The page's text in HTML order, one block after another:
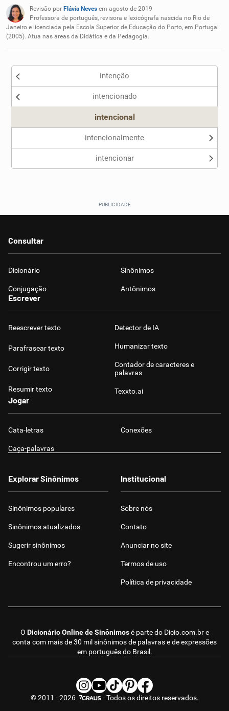
Sinônimos
Nenhum dos sinônimos apresentados me ajudou
Outro
Revisão por Flávia Neves em agosto de 2019
Professora de português, revisora e lexicógrafa nascida no Rio de
Janeiro e licenciada pela Escola Superior de Educação do Porto, em Portugal
(2005). Atua nas áreas da Didática e da Pedagogia.
intenção
intencionado
intencional
intencionalmente
intencionar
Consultar
Dicionário Sinônimos
Conjugação Antônimos
Escrever
Reescrever texto
Parafrasear texto
Corrigir texto
Resumir texto
Detector de IA
Humanizar texto
Contador de caracteres e
palavras
Texxto.ai
Jogar
Cata-letras Conexões
Caça-palavras
O Dicionário Online de Sinônimosé parte do Dicio.com.bre
conta com mais de 30 mil sinônimos de palavras e de expressões
em português do Brasil.
Explorar Sinônimos
Sinônimos populares
Sinônimos atualizados
Sugerir sinônimos
Encontrou um erro?
Institucional
Sobre nós
Contato
Anunciar no site
Termos de uso
Política de privacidade
© 2011 - 2026 - Todos os direitos reservados.